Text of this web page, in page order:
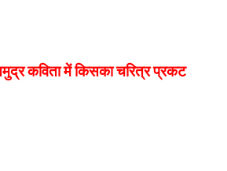
कविता में किसका चरित्र प्रकट